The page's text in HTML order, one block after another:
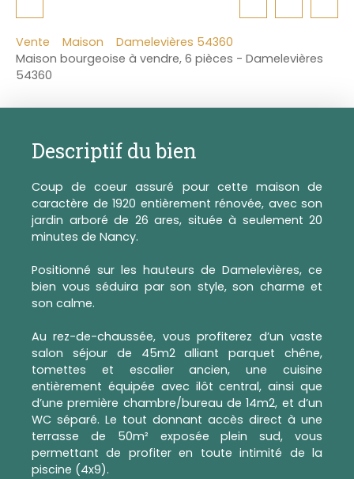
Vente Maison
Damelevières 54360
Maison bourgeoise à vendre, 6 pièces - Damelevières
54360
Descriptif du bien
Coup de coeur assuré pour cette maison de
caractère de 1920 entièrement rénovée, avec son
jardin arboré de 26 ares, située à seulement 20
minutes de Nancy.
Positionné sur les hauteurs de Damelevières, ce
bien vous séduira par son style, son charme et
son calme.
Au rez-de-chaussée, vous profiterez d’un vaste
salon séjour de 45m2 alliant parquet chêne,
tomettes et escalier ancien, une cuisine
entièrement équipée avec ilôt central, ainsi que
d’une première chambre/bureau de 14m2, et d’un
WC séparé. Le tout donnant accès direct à une
terrasse de 50m² exposée plein sud, vous
permettant de profiter en toute intimité de la
piscine (4x9).